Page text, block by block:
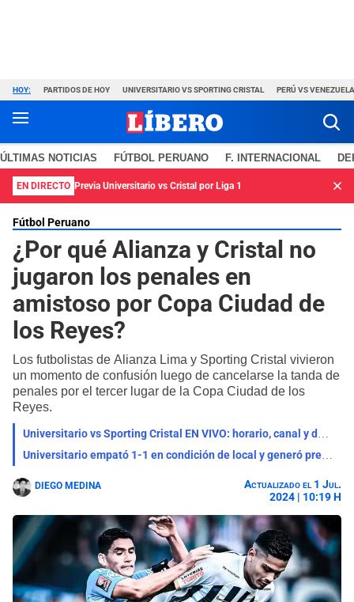
HOY: PARTIDOS DE HOY UNIVERSITARIO VS SPORTING CRISTAL PERÚ VS VENEZUELA
ÚLTIMAS NOTICIAS FÚTBOL PERUANO F. INTERNACIONAL
EN DIRECTO Previa Universitario vs Cristal por Liga 1
Fútbol Peruano
¿Por qué Alianza y Cristal no
jugaron los penales en
amistoso por Copa Ciudad de
los Reyes?
Los futbolistas de Alianza Lima y Sporting Cristal vivieron
un momento de confusión luego de cancelarse la tanda de
penales por el tercer lugar de la Copa Ciudad de los
Reyes.
Universitario vs Sporting Cristal EN VIVO: horario, canal y dónde ver el partido por el Torneo Clausura
Universitario empató 1-1 en condición de local y generó preocupación en toda su hinchada
DIEGO MEDINA
Actualizado el 1 Jul.
2024 | 10:19 H